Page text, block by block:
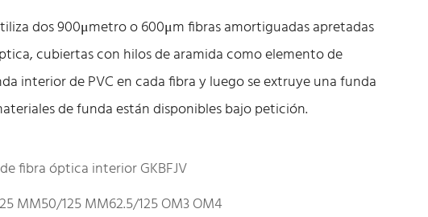
dos 900μmetro o 600μm fibras amortiguadas apretadas
cubiertas con hilos de aramida como elemento de
interior de PVC en cada fibra y luego se extruye una funda
de funda están disponibles bajo petición.
fibra óptica interior GKBFJV
MM50/125 MM62.5/125 OM3 OM4